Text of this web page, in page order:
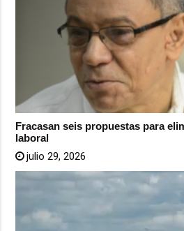
Fracasan seis propuestas para
laboral
julio 29, 2026